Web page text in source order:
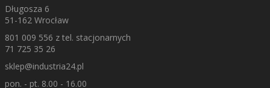
Długosza 6
51-162 Wrocław
801 009 556 z tel. stacjonarnych
71 725 35 26
sklep@industria24.pl
pon. - pt. 8.00 - 16.00